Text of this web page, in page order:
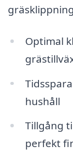
Optimal
hushåll
Tillgång
perfekt